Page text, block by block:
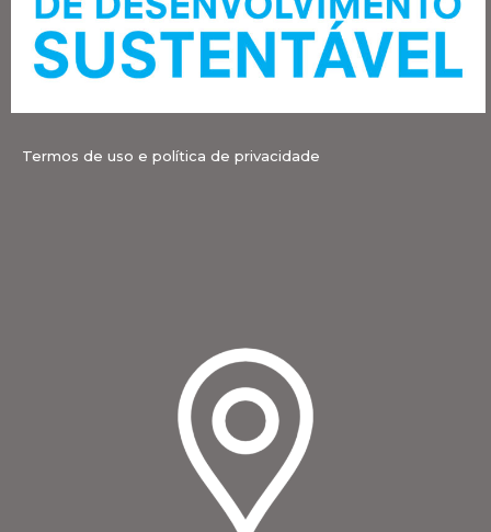
Termos de uso e política de privacidade